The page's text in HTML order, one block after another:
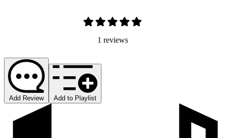
1 reviews
Add Review Add to Playlist